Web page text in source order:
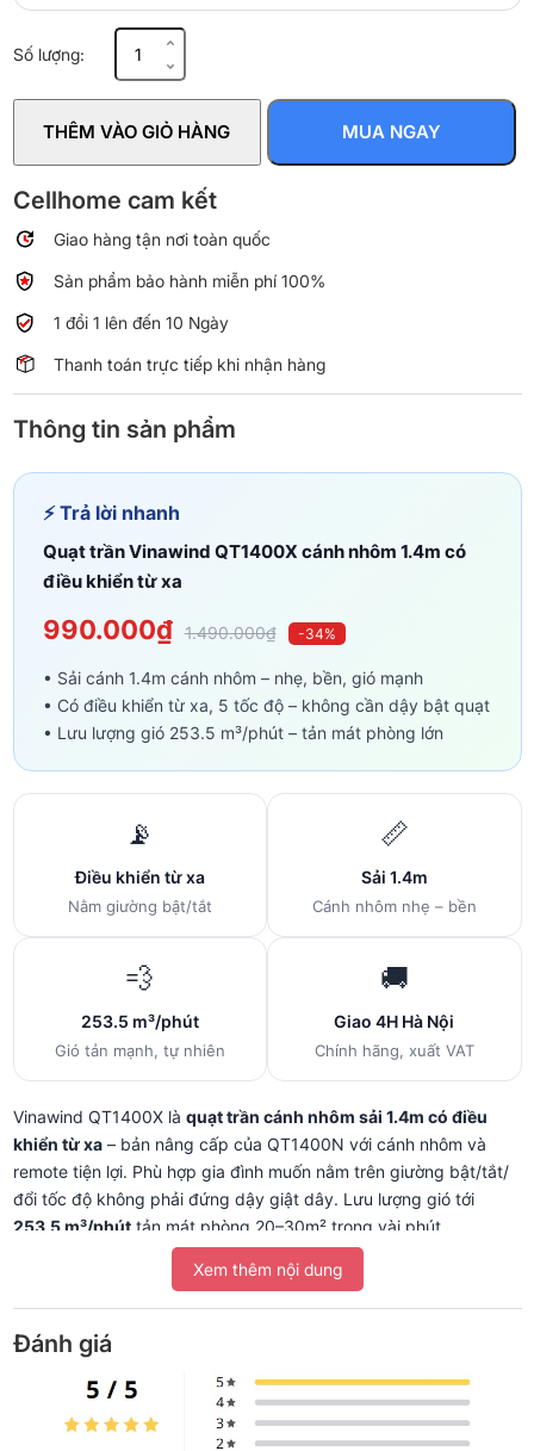
Số lượng:
Quạt
trần
cánh
nhôm
có
điều
từ
xa
lượng
THÊM VÀO GIỎ HÀNG MUA NGAY
Cellhome cam kết
Giao hàng tận nơi toàn quốc
Sản phẩm bảo hành miễn phí 100%
1 đổi 1 lên đến 10 Ngày
Thanh toán trực tiếp khi nhận hàng
Thông tin sản phẩm
⚡ Trả lời nhanh
Quạt trần Vinawind QT1400X cánh nhôm 1.4m có
điều khiển từ xa
990.000₫ 1.490.000₫ -34%
• Sải cánh 1.4m cánh nhôm – nhẹ, bền, gió mạnh
• Có điều khiển từ xa, 5 tốc độ – không cần dậy bật quạt
• Lưu lượng gió 253.5 m³/phút – tản mát phòng lớn
📡
Điều khiển từ xa
Nằm giường bật/tắt
📏
Sải 1.4m
Cánh nhôm nhẹ – bền
💨
253.5 m³/phút
Gió tản mạnh, tự nhiên
🚚
Giao 4H Hà Nội
Chính hãng, xuất VAT
Vinawind QT1400X là quạt trần cánh nhôm sải 1.4m có điều
khiển từ xa– bản nâng cấp của QT1400N với cánh nhôm và
remote tiện lợi. Phù hợp gia đình muốn nằm trên giường bật/tắt/
đổi tốc độ không phải đứng dậy giật dây. Lưu lượng gió tới
253.5 m³/phúttản mát phòng 20–30m² trong vài phút.
📡 Có điều khiển từ xa thuận lợi cỡ
nào?
Khác với QT1400N dùng hộp số dây, mẫu QT1400X đi kèm
khiển từ xa– nằm trên giường vẫn bật/tắt, đổi tốc độ. Đặc biệt
Xem thêm nội dung
Đánh giá